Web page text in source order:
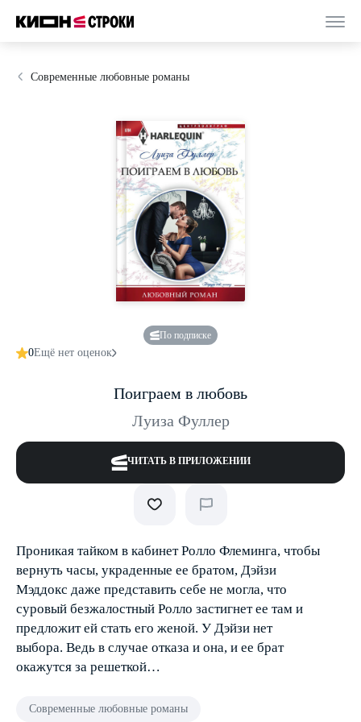
Современные любовные романы
По подписке
0Ещё нет оценок
Поиграем в любовь
Луиза Фуллер
ЧИТАТЬ В ПРИЛОЖЕНИИ
Проникая тайком в кабинет Ролло Флеминга, чтобы
вернуть часы, украденные ее братом, Дэйзи
Мэддокс даже представить себе не могла, что
суровый безжалостный Ролло застигнет ее там и
предложит ей стать его женой. У Дэйзи нет
выбора. Ведь в случае отказа и она, и ее брат
окажутся за решеткой…
Современные любовные романы